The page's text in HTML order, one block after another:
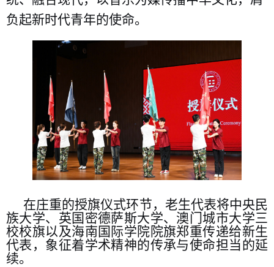
负起新时代青年的使命。
在庄重的授旗仪式环节，老生代表将中央民
族大学、英国密德萨斯大学、澳门城市大学三
校校旗以及海南国际学院院旗郑重传递给新生
代表，象征着学术精神的传承与使命担当的延
续。